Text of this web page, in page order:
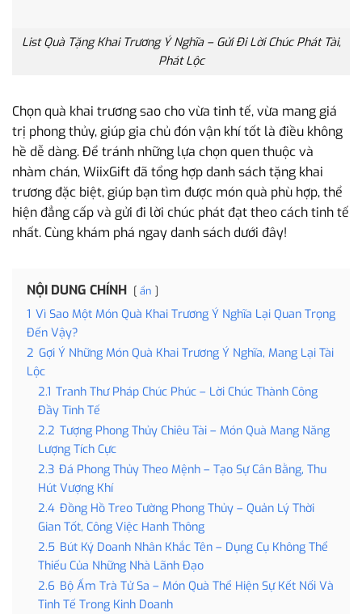
List Quà Tặng Khai Trương Ý Nghĩa – Gửi Đi Lời Chúc Phát Tài,
Phát Lộc
Chọn quà khai trương sao cho vừa tinh tế, vừa mang giá
trị phong thủy, giúp gia chủ đón vận khí tốt là điều không
hề dễ dàng. Để tránh những lựa chọn quen thuộc và
nhàm chán, WiixGift đã tổng hợp danh sách tặng khai
trương đặc biệt, giúp bạn tìm được món quà phù hợp, thể
hiện đẳng cấp và gửi đi lời chúc phát đạt theo cách tinh tế
nhất. Cùng khám phá ngay danh sách dưới đây!
NỘI DUNG CHÍNH ẩn
1 Vì Sao Một Món Quà Khai Trương Ý Nghĩa Lại Quan Trọng
Đến Vậy?
2 Gợi Ý Những Món Quà Khai Trương Ý Nghĩa, Mang Lại Tài
Lộc
2.1 Tranh Thư Pháp Chúc Phúc – Lời Chúc Thành Công
Đầy Tinh Tế
2.2 Tượng Phong Thủy Chiêu Tài – Món Quà Mang Năng
Lượng Tích Cực
2.3 Đá Phong Thủy Theo Mệnh – Tạo Sự Cân Bằng, Thu
Hút Vượng Khí
2.4 Đồng Hồ Treo Tường Phong Thủy – Quản Lý Thời
Gian Tốt, Công Việc Hanh Thông
2.5 Bút Ký Doanh Nhân Khắc Tên – Dụng Cụ Không Thể
Thiếu Của Những Nhà Lãnh Đạo
2.6 Bộ Ấm Trà Tử Sa – Món Quà Thể Hiện Sự Kết Nối Và
Tinh Tế Trong Kinh Doanh